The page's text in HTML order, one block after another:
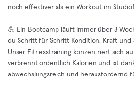
noch effektiver als ein Workout im Studio!
💪 Ein Bootcamp läuft immer über 8
du Schritt für Schritt Kondition, Kraft und
Unser Fitnesstraining konzentriert sich
verbrennt ordentlich Kalorien und ist
abwechslungsreich und herausfordernd